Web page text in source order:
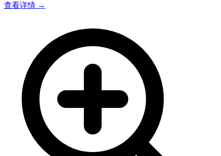
查看详情 →